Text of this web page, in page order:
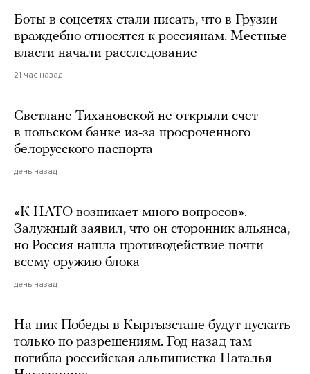
Боты в соцсетях стали писать, что в Грузии
враждебно относятся к россиянам. Местные
власти начали расследование
21 час назад
Светлане Тихановской не открыли счет
в польском банке из-за просроченного
белорусского паспорта
день назад
«К НАТО возникает много вопросов».
Залужный заявил, что он сторонник альянса,
но Россия нашла противодействие почти
всему оружию блока
день назад
На пик Победы в Кыргызстане будут пускать
только по разрешениям. Год назад там
погибла российская альпинистка Наталья